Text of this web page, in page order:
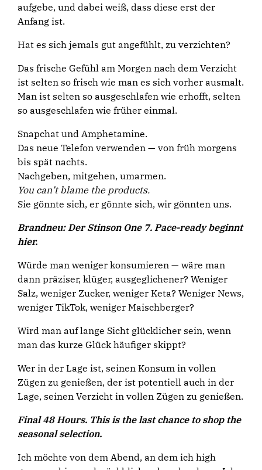
aufgebe, und dabei weiß, dass diese erst der
Anfang ist.
Hat es sich jemals gut angefühlt, zu verzichten?
Das frische Gefühl am Morgen nach dem Verzicht
ist selten so frisch wie man es sich vorher ausmalt.
Man ist selten so ausgeschlafen wie erhofft, selten
so ausgeschlafen wie früher einmal.
Snapchat und Amphetamine.
Das neue Telefon verwenden — von früh morgens
bis spät nachts.
Nachgeben, mitgehen, umarmen.
You can’t blame the products.
Sie gönnte sich, er gönnte sich, wir gönnten uns.
Brandneu: Der Stinson One 7. Pace-ready beginnt
hier.
Würde man weniger konsumieren — wäre man
dann präziser, klüger, ausgeglichener? Weniger
Salz, weniger Zucker, weniger Keta? Weniger News,
weniger TikTok, weniger Maischberger?
Wird man auf lange Sicht glücklicher sein, wenn
man das kurze Glück häufiger skippt?
Wer in der Lage ist, seinen Konsum in vollen
Zügen zu genießen, der ist potentiell auch in der
Lage, seinen Verzicht in vollen Zügen zu genießen.
Final 48 Hours. This is the last chance to shop the
seasonal selection.
Ich möchte von dem Abend, an dem ich high